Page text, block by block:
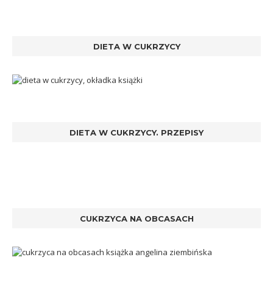
DIETA W CUKRZYCY
DIETA W CUKRZYCY. PRZEPISY
CUKRZYCA NA OBCASACH